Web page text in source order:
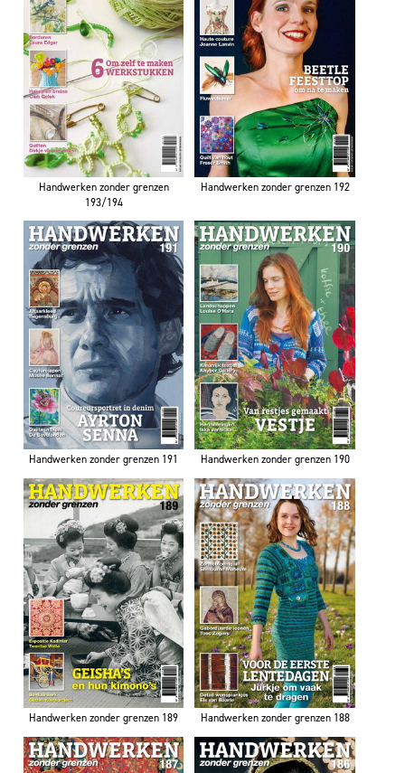
Handwerken zonder grenzen
193/194
Handwerken zonder grenzen 192
Handwerken zonder grenzen 191 Handwerken zonder grenzen 190
Handwerken zonder grenzen 189 Handwerken zonder grenzen 188